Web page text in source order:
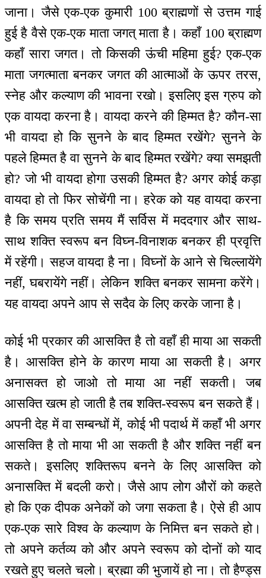
जाना। जैसे एक-एक कुमारी 100 ब्राह्मणों से उत्तम गाई
हुई है वैसे एक-एक माता जगत् माता है। कहाँ 100 ब्राह्मण
कहाँ सारा जगत। तो किसकी ऊंची महिमा हुई? एक-एक
माता जगत्माता बनकर जगत की आत्माओं के ऊपर तरस,
स्नेह और कल्याण की भावना रखो। इसलिए इस ग्रुप को
एक वायदा करना है। वायदा करने की हिम्मत है? कौन-सा
भी वायदा हो कि सुनने के बाद हिम्मत रखेंगे? सुनने के
पहले हिम्मत है वा सुनने के बाद हिम्मत रखेंगे? क्या समझती
हो? जो भी वायदा होगा उसकी हिम्मत है? अगर कोई कड़ा
वायदा हो तो फिर सोचेंगी ना। हरेक को यह वायदा करना
है कि समय प्रति समय मैं सर्विस में मददगार और साथ-
साथ शक्ति स्वरूप बन विघ्न-विनाशक बनकर ही प्रवृत्ति
में रहेंगी। सहज वायदा है ना। विघ्नों के आने से चिल्लायेंगे
नहीं, घबरायेंगे नहीं। लेकिन शक्ति बनकर सामना करेंगे।
यह वायदा अपने आप से सदैव के लिए करके जाना है।
कोई भी प्रकार की आसक्ति है तो वहाँ ही माया आ सकती
है। आसक्ति होने के कारण माया आ सकती है। अगर
अनासक्त हो जाओ तो माया आ नहीं सकती। जब
आसक्ति खत्म हो जाती है तब शक्ति-स्वरूप बन सकते हैं।
अपनी देह में वा सम्बन्धों में, कोई भी पदार्थ में कहाँ भी अगर
आसक्ति है तो माया भी आ सकती है और शक्ति नहीं बन
सकते। इसलिए शक्तिरूप बनने के लिए आसक्ति को
अनासक्ति में बदली करो। जैसे आप लोग औरों को कहते
हो कि एक दीपक अनेकों को जगा सकता है। ऐसे ही आप
एक-एक सारे विश्व के कल्याण के निमित्त बन सकते हो।
तो अपने कर्तव्य को और अपने स्वरूप को दोनों को याद
रखते हुए चलते चलो। ब्रह्मा की भुजायें हो ना। तो हैण्ड्स